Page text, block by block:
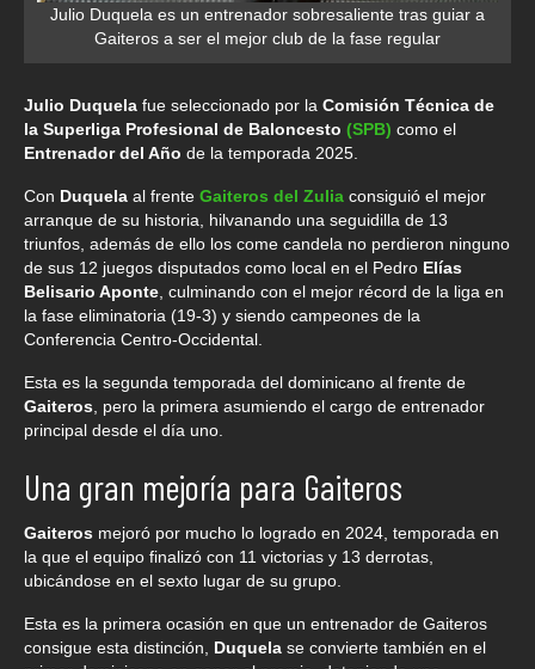
Julio Duquela es un entrenador sobresaliente tras guiar a
Gaiteros a ser el mejor club de la fase regular
Julio Duquela fue seleccionado por la Comisión Técnica de
la Superliga Profesional de Baloncesto (SPB) como el
Entrenador del Año de la temporada 2025.
Con Duquela al frente Gaiteros del Zulia consiguió el mejor
arranque de su historia, hilvanando una seguidilla de 13
triunfos, además de ello los come candela no perdieron ninguno
de sus 12 juegos disputados como local en el Pedro Elías
Belisario Aponte, culminando con el mejor récord de la liga en
la fase eliminatoria (19-3) y siendo campeones de la
Conferencia Centro-Occidental.
Esta es la segunda temporada del dominicano al frente de
Gaiteros, pero la primera asumiendo el cargo de entrenador
principal desde el día uno.
Una gran mejoría para Gaiteros
Gaiteros mejoró por mucho lo logrado en 2024, temporada en
la que el equipo finalizó con 11 victorias y 13 derrotas,
ubicándose en el sexto lugar de su grupo.
Esta es la primera ocasión en que un entrenador de Gaiteros
consigue esta distinción, Duquela se convierte también en el